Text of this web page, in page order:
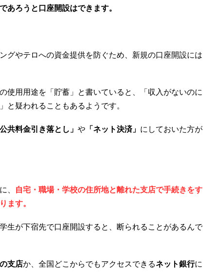
あろうと口座開設はできます。
グやテロへの資金提供を防ぐため、新規の口座開設には
使用用途を「貯蓄」と書いていると、「収入がないのに
と疑われることもあるようです。
公共料金引き落とし」 や 「ネット決済」 にしておいた方が
、 自宅・職場・学校の住所地と離れた支店で手続きをす
ます。
生が下宿先で口座開設すると、断られることがあるんで
支店か、全国どこからでもアクセスできるネット銀行に